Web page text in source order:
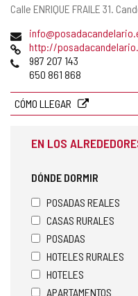
Dirección
Calle ENRIQUE FRAILE 31.
Dirección
de
correo
electrónico
Página
Web
http://
Teléfonos
987 207 143
650 861 868
CÓMO LLEGAR
EN LOS
DÓNDE DORMIR
POSADAS REALES
CASAS RURALES
POSADAS
HOTELES RURALES
HOTELES
APARTAMENTOS